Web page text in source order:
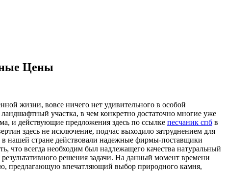
Цены
жизни, вовсе ничего нет удивительного в особой
участка, в чем конкретно достаточно многие уже
и действующие предложения здесь по ссылке песчаник спб в
здесь не исключение, подчас выходило затруднением для
нашей стране действовали надежные фирмы-поставщики
что всегда необходим был надлежащего качества натуральный
решения задачи. На данный момент времени
предлагающую впечатляющий выбор природного камня,